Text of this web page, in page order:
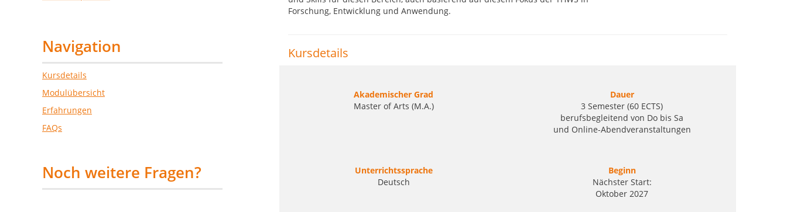
Navigation
Kursdetails
Modulübersicht
Erfahrungen
FAQs
Noch weitere Fragen?
Forschung, Entwicklung und Anwendung.
Kursdetails
Akademischer Grad
Master of Arts (M.A.)
Dauer
3 Semester (60 ECTS)
berufsbegleitend von Do bis Sa
und Online-Abendveranstaltungen
Unterrichtssprache
Deutsch
Beginn
Nächster Start:
Oktober 2027